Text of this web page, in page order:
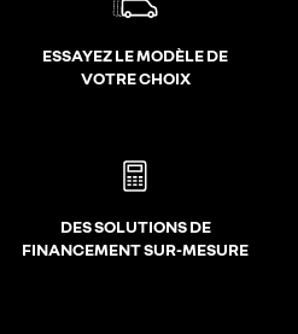
ESSAYEZ LE MODÈLE DE
VOTRE CHOIX
DES SOLUTIONS DE
FINANCEMENT SUR-MESURE